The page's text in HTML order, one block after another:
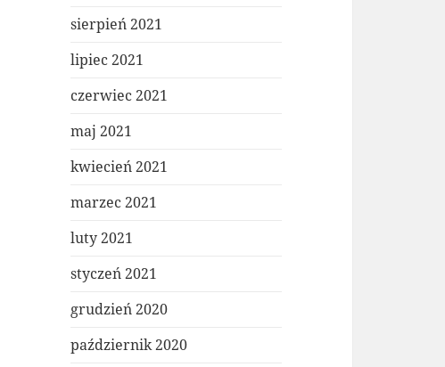
sierpień 2021
lipiec 2021
czerwiec 2021
maj 2021
kwiecień 2021
marzec 2021
luty 2021
styczeń 2021
grudzień 2020
październik 2020